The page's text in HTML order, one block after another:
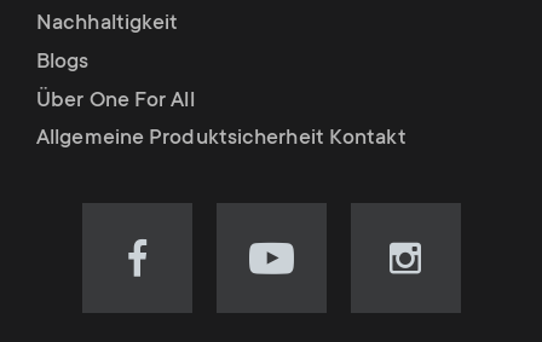
Nachhaltigkeit
Blogs
Über One For All
Allgemeine Produktsicherheit Kontakt
Visit
our
Visit
our
Visit
our